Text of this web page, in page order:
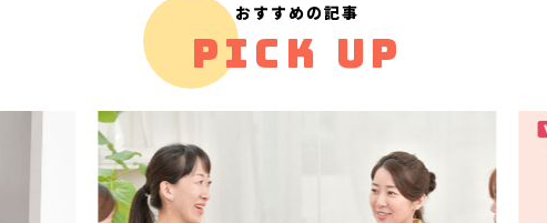
おすすめの記事
PICK UP